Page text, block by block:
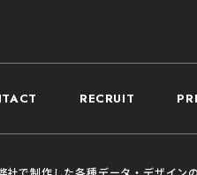
RECRUIT
社で制作した各種データ・デザイン